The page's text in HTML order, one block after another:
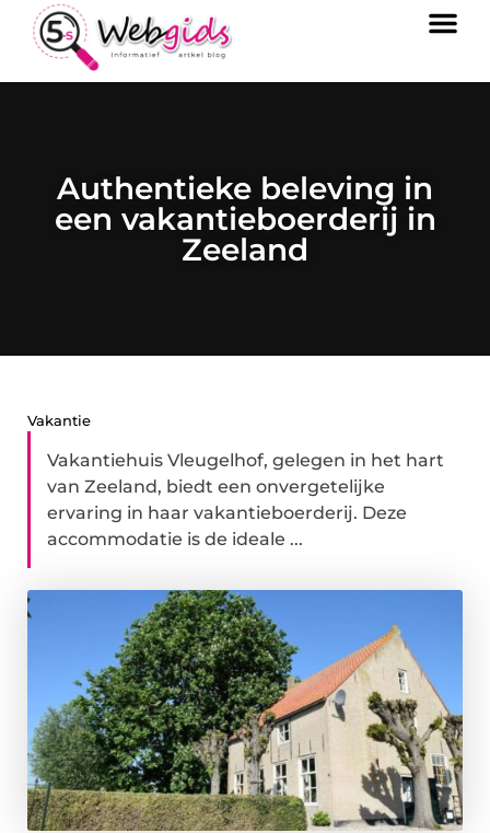
Authentieke beleving in
een vakantieboerderij in
Zeeland
Vakantie
Vakantiehuis Vleugelhof, gelegen in het hart
van Zeeland, biedt een onvergetelijke
ervaring in haar vakantieboerderij. Deze
accommodatie is de ideale ...